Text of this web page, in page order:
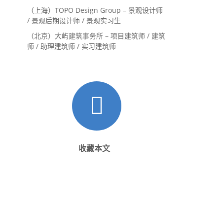
（上海）TOPO Design Group – 景观设计师
/ 景观后期设计师 / 景观实习生
（北京）大屿建筑事务所 – 项目建筑师 / 建筑
师 / 助理建筑师 / 实习建筑师
收藏本文